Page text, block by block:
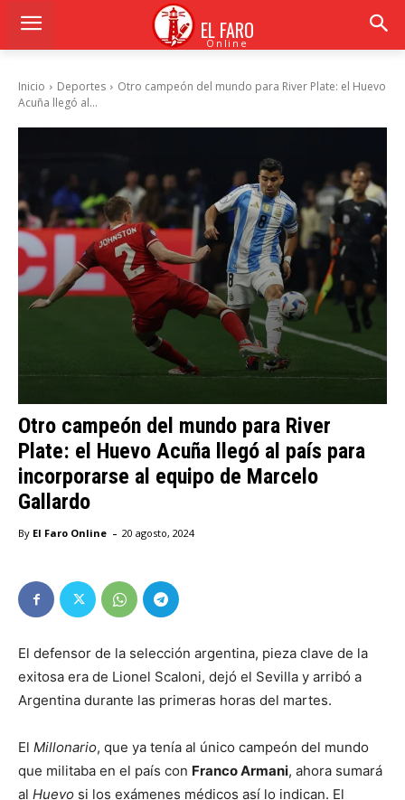
EL FARO
Online
Inicio Deportes
Otro campeón del mundo para River Plate: el Huevo
Acuña llegó al...
Otro campeón del mundo para River
Plate: el Huevo Acuña llegó al país para
incorporarse al equipo de Marcelo
Gallardo
By El Faro Online - 20 agosto, 2024
El defensor de la selección argentina, pieza clave de la
exitosa era de Lionel Scaloni, dejó el Sevilla y arribó a
Argentina durante las primeras horas del martes.
El Millonario, que ya tenía al único campeón del mundo
que militaba en el país con Franco Armani, ahora sumará
al Huevo si los exámenes médicos así lo indican. El